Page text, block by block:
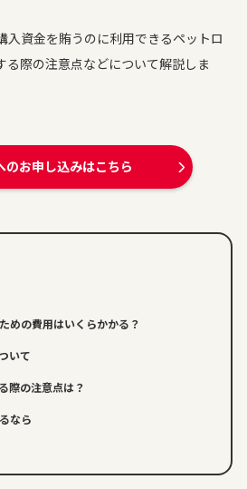
入資金を賄うのに利用できるペットロ
る際の注意点などについて解説しま
のお申し込みはこちら
めの費用はいくらかかる？
いて
際の注意点は？
なら